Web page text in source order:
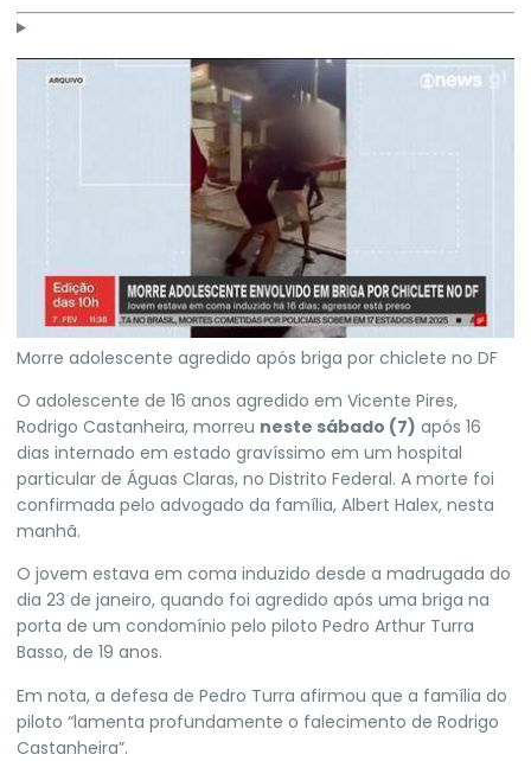
Morre adolescente agredido após briga por chiclete no DF
O adolescente de 16 anos agredido em Vicente Pires,
Rodrigo Castanheira, morreu neste sábado (7) após 16
dias internado em estado gravíssimo em um hospital
particular de Águas Claras, no Distrito Federal. A morte foi
confirmada pelo advogado da família, Albert Halex, nesta
manhã.
O jovem estava em coma induzido desde a madrugada do
dia 23 de janeiro, quando foi agredido após uma briga na
porta de um condomínio pelo piloto Pedro Arthur Turra
Basso, de 19 anos.
Em nota, a defesa de Pedro Turra afirmou que a família do
piloto “lamenta profundamente o falecimento de Rodrigo
Castanheira”.